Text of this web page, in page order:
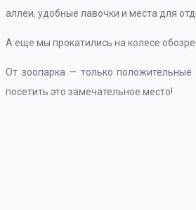
аллеи, удобные лавочки и места для
А еще мы прокатились на колесе
От зоопарка — только
посетить это замечательное место!